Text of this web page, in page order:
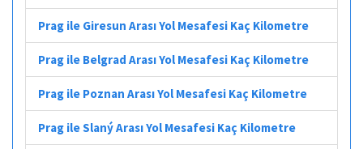
Prag ile Giresun Arası Yol Mesafesi Kaç Kilometre
Prag ile Belgrad Arası Yol Mesafesi Kaç Kilometre
Prag ile Poznan Arası Yol Mesafesi Kaç Kilometre
Prag ile Slaný Arası Yol Mesafesi Kaç Kilometre